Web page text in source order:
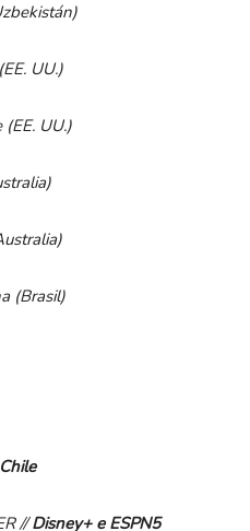
UU.)
UU.)
(Brasil)
//Disney+ e ESPN5